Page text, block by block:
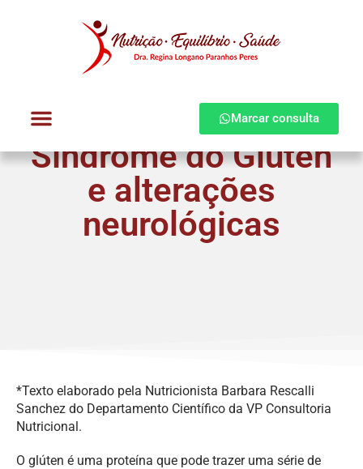
Marcar consulta
Síndrome do Glúten
e alterações
neurológicas
*Texto elaborado pela Nutricionista Barbara Rescalli
Sanchez do Departamento Científico da VP Consultoria
Nutricional.
O glúten é uma proteína que pode trazer uma série de